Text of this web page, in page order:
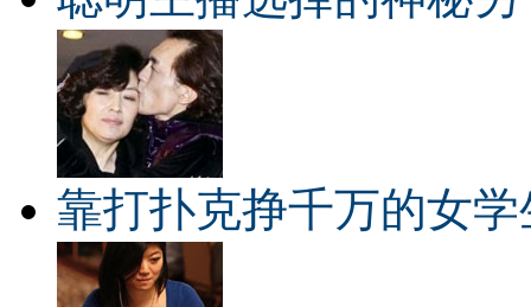
靠打扑克挣千万的女学